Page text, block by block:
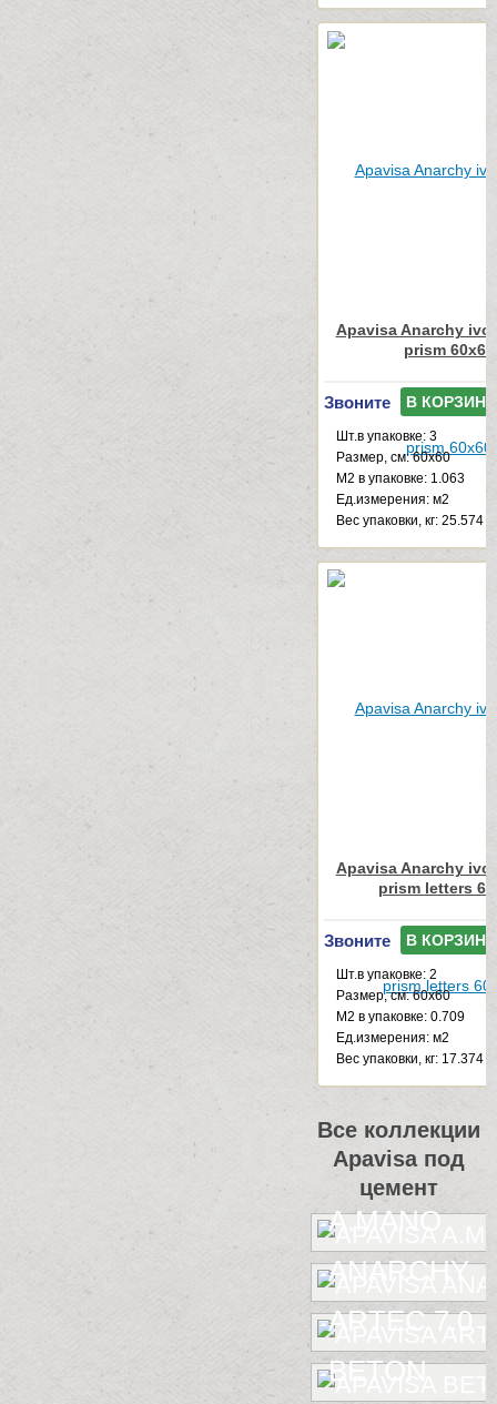
Apavisa Anarchy
prism 60x60
Звоните В КОРЗИНУ
Шт.в упаковке: 3
Размер, см: 60x60
М2 в упаковке: 1.063
Ед.измерения: м2
Веc упаковки, кг: 25.574
Apavisa Anarchy
prism letters
Звоните В КОРЗИНУ
Шт.в упаковке: 2
Размер, см: 60x60
М2 в упаковке: 0.709
Ед.измерения: м2
Веc упаковки, кг: 17.374
Все коллекции
Apavisa под
цемент
A.MANO
ANARCHY
ARTEC 7.0
BETON